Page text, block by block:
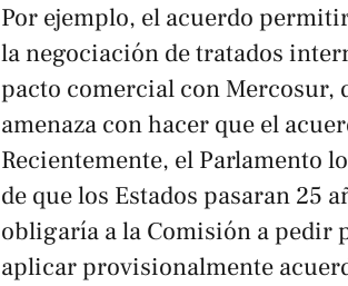
Por ejemplo, el acuerdo
la negociación de tratados
pacto comercial con
amenaza con hacer que el
Recientemente, el Parlamento
de que los Estados pasaran 25
obligaría a la Comisión a pedir
aplicar provisionalmente